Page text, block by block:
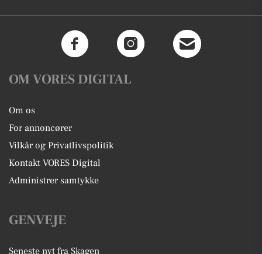
OM VORES DIGITAL
Om os
For annoncører
Vilkår og Privatlivspolitik
Kontakt VORES Digital
Administrer samtykke
GENVEJE
Seneste nyt fra Skagen